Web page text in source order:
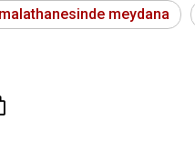
meydana